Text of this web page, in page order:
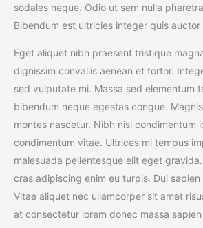
sodales neque. Odio ut sem nulla
Bibendum est ultricies integer quis auctor
Eget aliquet nibh praesent tristique
dignissim convallis aenean et tortor.
sed vulputate mi. Massa sed elementum
bibendum neque egestas congue.
montes nascetur. Nibh nisl condimentum
condimentum vitae. Ultrices mi tempus
malesuada pellentesque elit eget
cras adipiscing enim eu turpis. Dui
Vitae aliquet nec ullamcorper sit amet
at consectetur lorem donec massa